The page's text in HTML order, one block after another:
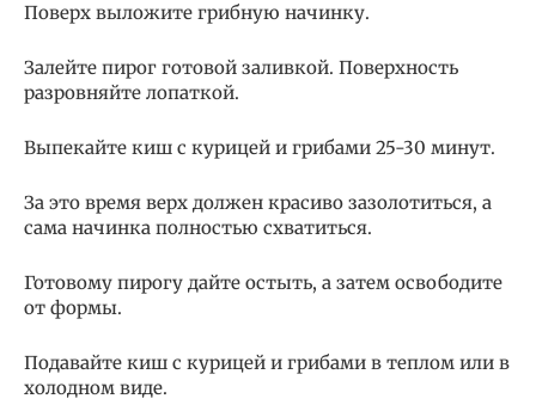
Поверх выложите грибную начинку.
Залейте пирог готовой заливкой. Поверхность
разровняйте лопаткой.
Выпекайте киш с курицей и грибами 25-30 минут.
За это время верх должен красиво зазолотиться, а
сама начинка полностью схватиться.
Готовому пирогу дайте остыть, а затем освободите
от формы.
Подавайте киш с курицей и грибами в теплом или в
холодном виде.